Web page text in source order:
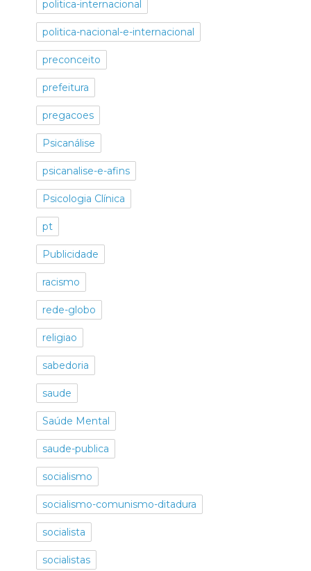
politica-internacional
politica-nacional-e-internacional
preconceito
prefeitura
pregacoes
Psicanálise
psicanalise-e-afins
Psicologia Clínica
pt
Publicidade
racismo
rede-globo
religiao
sabedoria
saude
Saúde Mental
saude-publica
socialismo
socialismo-comunismo-ditadura
socialista
socialistas